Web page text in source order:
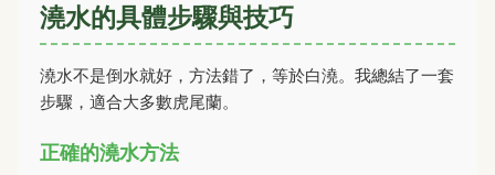
澆水的具體步驟與技巧
澆水不是倒水就好，方法錯了，等於白澆。我總結了一套
步驟，適合大多數虎尾蘭。
正確的澆水方法